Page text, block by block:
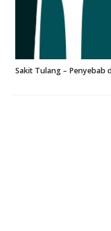
Sakit Tulang – Penyebab